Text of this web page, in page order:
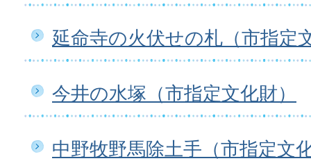
延命寺の火伏せの札（市指定
今井の水塚（市指定文化財）
中野牧野馬除土手（市指定文